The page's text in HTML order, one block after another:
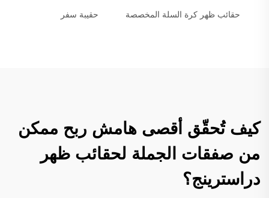
حقائب ظهر كرة السلة المخصصة حقيبة سفر
كيف تُحقّق أقصى هامش ربح ممكن
من صفقات الجملة لحقائب ظهر
دراسترينج؟